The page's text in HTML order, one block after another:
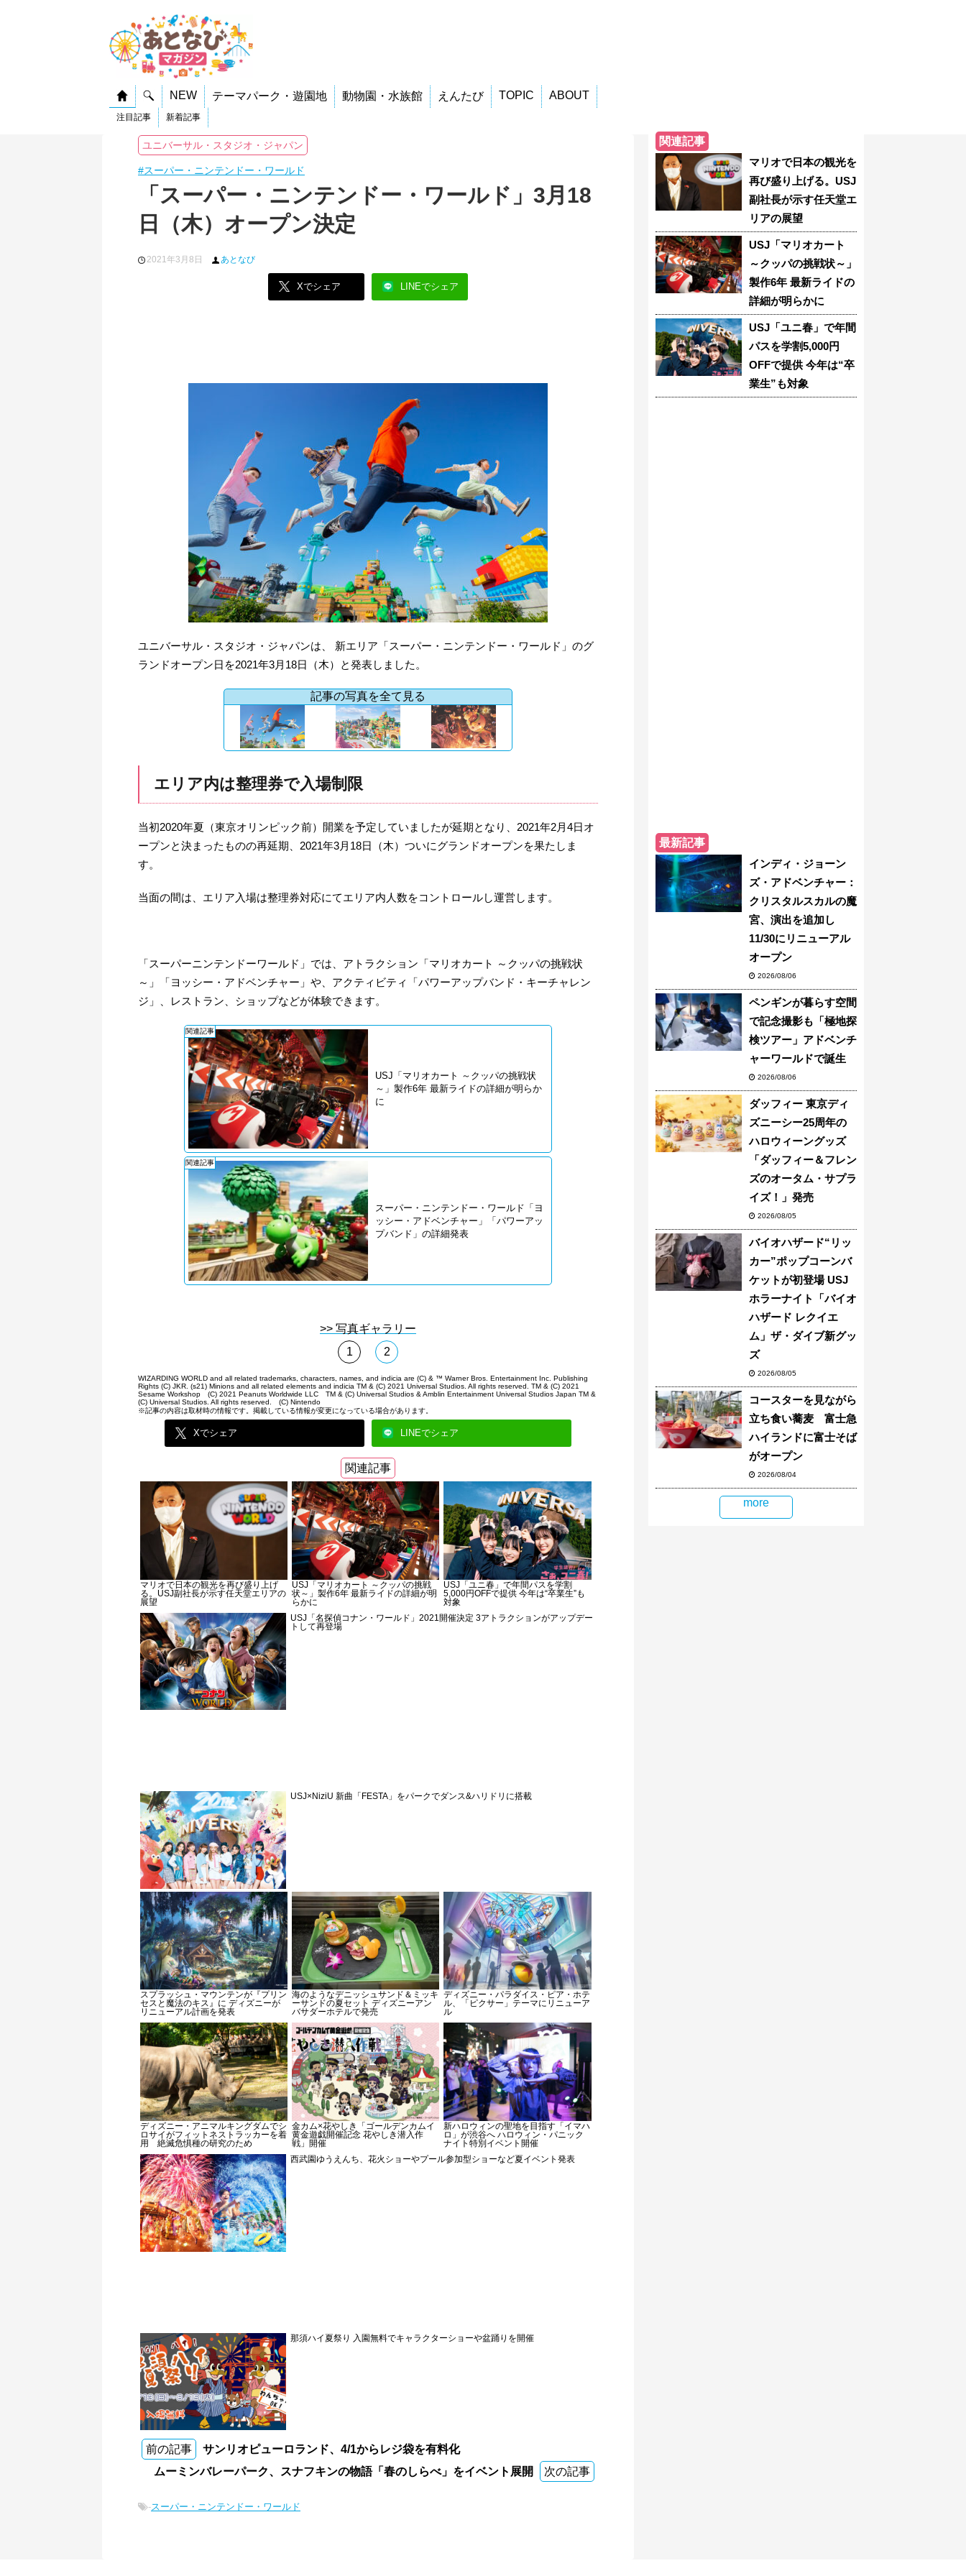
NEW テーマパーク・遊園地 動物園・水族館 えんたび TOPIC ABOUT
注目記事 新着記事
ユニバーサル・スタジオ・ジャパン
#スーパー・ニンテンドー・ワールド
「スーパー・ニンテンドー・ワールド」3月18
日（木）オープン決定
2021年3月8日 あとなび
Xでシェア LINEでシェア
ユニバーサル・スタジオ・ジャパンは、 新エリア「スーパー・ニンテンドー・ワールド」のグ
ランドオープン日を2021年3月18日（木）と発表しました。
記事の写真を全て見る
エリア内は整理券で入場制限
当初2020年夏（東京オリンピック前）開業を予定していましたが延期となり、2021年2月4日オ
ープンと決まったものの再延期、2021年3月18日（木）ついにグランドオープンを果たしま
す。
当面の間は、エリア入場は整理券対応にてエリア内人数をコントロールし運営します。
「スーパーニンテンドーワールド」では、アトラクション「マリオカート ～クッパの挑戦状
～」「ヨッシー・アドベンチャー」や、アクティビティ「パワーアップバンド・キーチャレン
ジ」、レストラン、ショップなどが体験できます。
関連記事
USJ「マリオカート ～クッパの挑戦状
～」製作6年 最新ライドの詳細が明らか
に
関連記事
スーパー・ニンテンドー・ワールド「ヨ
ッシー・アドベンチャー」「パワーアッ
プバンド」の詳細発表
>> 写真ギャラリー
1
2
WIZARDING WORLD and all related trademarks, characters, names, and indicia are (C) & ™ Warner Bros. Entertainment Inc. Publishing
Rights (C) JKR. (s21) Minions and all related elements and indicia TM & (C) 2021 Universal Studios. All rights reserved. TM & (C) 2021
Sesame Workshop (C) 2021 Peanuts Worldwide LLC TM & (C) Universal Studios & Amblin Entertainment Universal Studios Japan TM &
(C) Universal Studios. All rights reserved. (C) Nintendo
※記事の内容は取材時の情報です。掲載している情報が変更になっている場合があります。
Xでシェア LINEでシェア
関連記事
マリオで日本の観光を再び盛り上げ
る。USJ副社長が示す任天堂エリアの
展望
USJ「マリオカート ～クッパの挑戦
状～」製作6年 最新ライドの詳細が明
らかに
USJ「ユニ春」で年間パスを学割
5,000円OFFで提供 今年は“卒業生”も
対象
USJ「名探偵コナン・ワールド」2021開催決定 3アトラクションがアップデー
トして再登場
USJ×NiziU 新曲「FESTA」をパークでダンス&ハリドリに搭載
スプラッシュ・マウンテンが『プリン
セスと魔法のキス』に ディズニーが
リニューアル計画を発表
海のようなデニッシュサンド＆ミッキ
ーサンドの夏セット ディズニーアン
バサダーホテルで発売
ディズニー・パラダイス・ピア・ホテ
ル、「ピクサー」テーマにリニューア
ル
ディズニー・アニマルキングダムでシ
ロサイがフィットネストラッカーを着
用 絶滅危惧種の研究のため
金カム×花やしき「ゴールデンカムイ
黄金遊戯開催記念 花やしき潜入作
戦」開催
新ハロウィンの聖地を目指す「イマハ
ロ」が渋谷へ ハロウィン・パニック
ナイト特別イベント開催
西武園ゆうえんち、花火ショーやプール参加型ショーなど夏イベント発表
那須ハイ夏祭り 入園無料でキャラクターショーや盆踊りを開催
前の記事
サンリオピューロランド、4/1からレジ袋を有料化
ムーミンバレーパーク、スナフキンの物語「春のしらべ」をイベント展開
次の記事
-スーパー・ニンテンドー・ワールド
関連記事
マリオで日本の観光を
再び盛り上げる。USJ
副社長が示す任天堂エ
リアの展望
USJ「マリオカート
～クッパの挑戦状～」
製作6年 最新ライドの
詳細が明らかに
USJ「ユニ春」で年間
パスを学割5,000円
OFFで提供 今年は“卒
業生”も対象
最新記事
インディ・ジョーン
ズ・アドベンチャー：
クリスタルスカルの魔
宮、演出を追加し
11/30にリニューアル
オープン
2026/08/06
ペンギンが暮らす空間
で記念撮影も「極地探
検ツアー」アドベンチ
ャーワールドで誕生
2026/08/06
ダッフィー 東京ディ
ズニーシー25周年の
ハロウィーングッズ
「ダッフィー＆フレン
ズのオータム・サプラ
イズ！」発売
2026/08/05
バイオハザード“リッ
カー”ポップコーンバ
ケットが初登場 USJ
ホラーナイト「バイオ
ハザード レクイエ
ム」ザ・ダイブ新グッ
ズ
2026/08/05
コースターを見ながら
立ち食い蕎麦 富士急
ハイランドに富士そば
がオープン
2026/08/04
more